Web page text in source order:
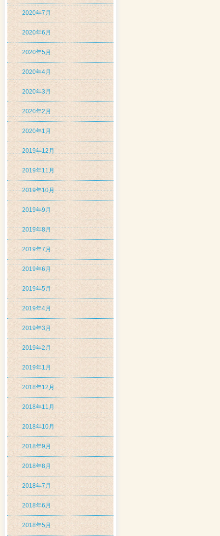
2020年7月
2020年6月
2020年5月
2020年4月
2020年3月
2020年2月
2020年1月
2019年12月
2019年11月
2019年10月
2019年9月
2019年8月
2019年7月
2019年6月
2019年5月
2019年4月
2019年3月
2019年2月
2019年1月
2018年12月
2018年11月
2018年10月
2018年9月
2018年8月
2018年7月
2018年6月
2018年5月